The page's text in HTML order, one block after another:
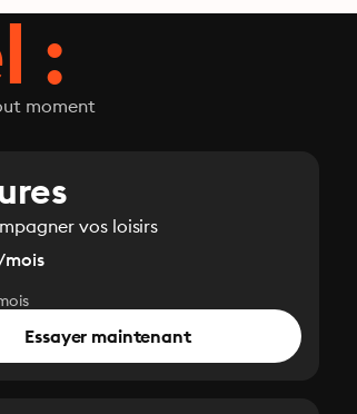
:
moment
vos loisirs
Essayer maintenant